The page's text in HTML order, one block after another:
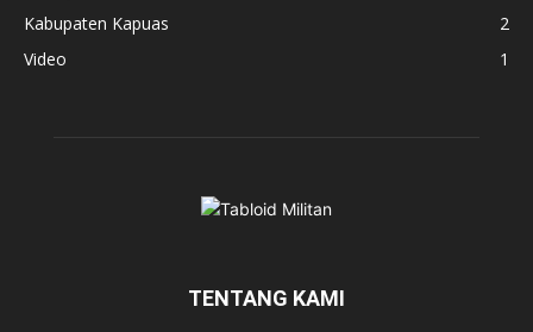
Kabupaten Kapuas
2
Video
1
TENTANG KAMI